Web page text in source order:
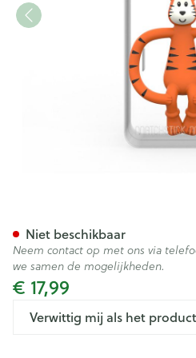
€ 17,99
Verwittig mij als het
Niet beschikbaar
Neem contact op met ons via
we samen de mogelijkheden.